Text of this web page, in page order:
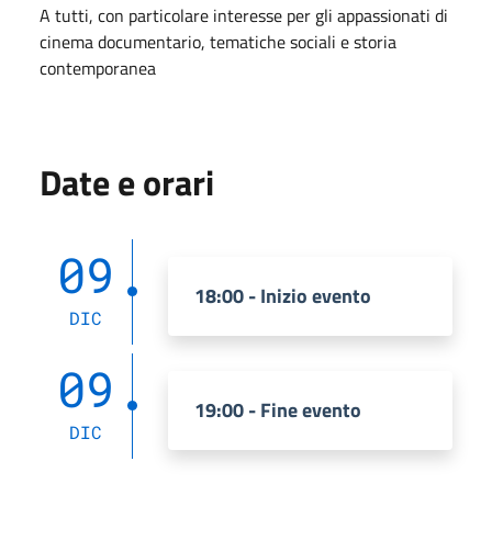
A tutti, con particolare interesse per gli appassionati di
cinema documentario, tematiche sociali e storia
contemporanea
Date e orari
09
DIC
18:00 - Inizio evento
09
DIC
19:00 - Fine evento